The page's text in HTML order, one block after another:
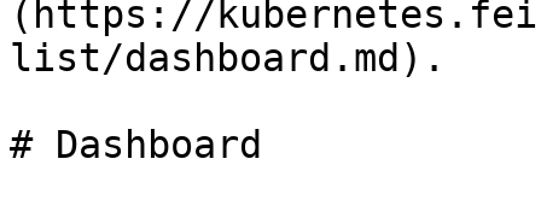
(https://
list/dashboard.md).
# Dashboard